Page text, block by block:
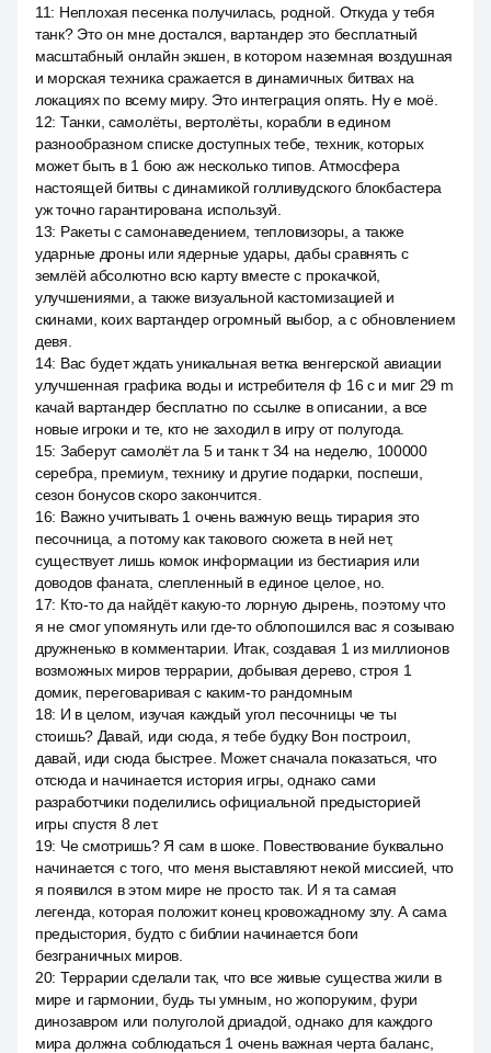
11: Неплохая песенка получилась, родной. Откуда у тебя
танк? Это он мне достался, вартандер это бесплатный
масштабный онлайн экшен, в котором наземная воздушная
и морская техника сражается в динамичных битвах на
локациях по всему миру. Это интеграция опять. Ну е моё.
12: Танки, самолёты, вертолёты, корабли в едином
разнообразном списке доступных тебе, техник, которых
может быть в 1 бою аж несколько типов. Атмосфера
настоящей битвы с динамикой голливудского блокбастера
уж точно гарантирована используй.
13: Ракеты с самонаведением, тепловизоры, а также
ударные дроны или ядерные удары, дабы сравнять с
землёй абсолютно всю карту вместе с прокачкой,
улучшениями, а также визуальной кастомизацией и
скинами, коих вартандер огромный выбор, а с обновлением
девя.
14: Вас будет ждать уникальная ветка венгерской авиации
улучшенная графика воды и истребителя ф 16 с и миг 29 m
качай вартандер бесплатно по ссылке в описании, а все
новые игроки и те, кто не заходил в игру от полугода.
15: Заберут самолёт ла 5 и танк т 34 на неделю, 100000
серебра, премиум, технику и другие подарки, поспеши,
сезон бонусов скоро закончится.
16: Важно учитывать 1 очень важную вещь тирария это
песочница, а потому как такового сюжета в ней нет,
существует лишь комок информации из бестиария или
доводов фаната, слепленный в единое целое, но.
17: Кто-то да найдёт какую-то лорную дырень, поэтому что
я не смог упомянуть или где-то облопошился вас я созываю
дружненько в комментарии. Итак, создавая 1 из миллионов
возможных миров террарии, добывая дерево, строя 1
домик, переговаривая с каким-то рандомным
18: И в целом, изучая каждый угол песочницы че ты
стоишь? Давай, иди сюда, я тебе будку Вон построил,
давай, иди сюда быстрее. Может сначала показаться, что
отсюда и начинается история игры, однако сами
разработчики поделились официальной предысторией
игры спустя 8 лет.
19: Че смотришь? Я сам в шоке. Повествование буквально
начинается с того, что меня выставляют некой миссией, что
я появился в этом мире не просто так. И я та самая
легенда, которая положит конец кровожадному злу. А сама
предыстория, будто с библии начинается боги
безграничных миров.
20: Террарии сделали так, что все живые существа жили в
мире и гармонии, будь ты умным, но жопоруким, фури
динозавром или полуголой дриадой, однако для каждого
мира должна соблюдаться 1 очень важная черта баланс,